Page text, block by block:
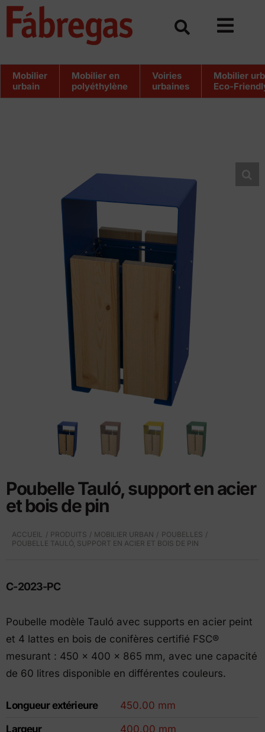
Skip
Mobilier
urbain
Mobilier en
polyéthylène
Voiries
urbaines
Mobilier
Eco-
Poubelle Tauló, support en acier
et bois de pin
ACCUEIL PRODUITS MOBILIER URBAN
POUBELLES
POUBELLE TAULÓ, SUPPORT EN ACIER ET BOIS DE PIN
C-2023-PC
Poubelle modèle Tauló avec supports en acier peint
et 4 lattes en bois de conifères certifié FSC®
mesurant : 450 x 400 x 865 mm, avec une capacité
de 60 litres disponible en différentes couleurs.
Longueur extérieure
450.00 mm
Largeur
400.00 mm